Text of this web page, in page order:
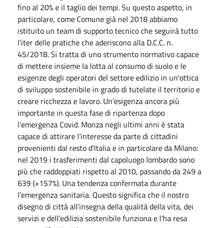
fino al 20% e il taglio dei tempi. Su questo aspetto, in
particolare, come Comune già nel 2018 abbiamo
istituito un team di supporto tecnico che seguirà tutto
l’iter delle pratiche che aderiscono alla D.C.C. n.
45/2018. Si tratta di uno strumento normativo capace
di mettere insieme la lotta al consumo di suolo e le
esigenze degli operatori del settore edilizio in un'ottica
di sviluppo sostenibile in grado di tutelate il territorio e
creare ricchezza e lavoro. Un’esigenza ancora più
importante in questa fase di ripartenza dopo
l’emergenza Covid. Monza negli ultimi anni è stata
capace di attirare l’interesse da parte di cittadini
provenienti dal resto d’Italia e in particolare da Milano:
nel 2019 i trasferimenti dal capoluogo lombardo sono
più che raddoppiati rispetto al 2010, passando da 249 a
639 (+157%). Una tendenza confermata durante
l’emergenza sanitaria. Questo significa che il nostro
disegno di città all’insegna della qualità della vita, dei
servizi e dell’edilizia sostenibile funziona e l’ha resa